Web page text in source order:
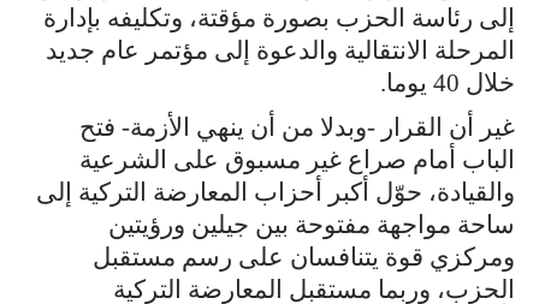
إلى رئاسة الحزب بصورة مؤقتة، وتكليفه بإدارة
المرحلة الانتقالية والدعوة إلى مؤتمر عام جديد
خلال 40 يوما.
غير أن القرار -وبدلا من أن ينهي الأزمة- فتح
الباب أمام صراع غير مسبوق على الشرعية
والقيادة، حوّل أكبر أحزاب المعارضة التركية إلى
ساحة مواجهة مفتوحة بين جيلين ورؤيتين
ومركزي قوة يتنافسان على رسم مستقبل
الحزب، وربما مستقبل المعارضة التركية